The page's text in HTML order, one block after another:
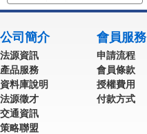
公司簡介
法源資訊
產品服務
資料庫說明
法源徵才
交通資訊
策略聯盟
會員服務
申請流程
會員條款
授權費用
付款方式